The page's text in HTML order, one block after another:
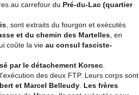
au carrefour du Pré-du-Lac (quartier
, sont extraits du fourgon et exécutés
et du chemin des Martelles , en
coûte la vie au consul fasciste-
par le détachement Korsec
des deux FTP. Leurs corps sont
et Marcel Belleudy Les frères